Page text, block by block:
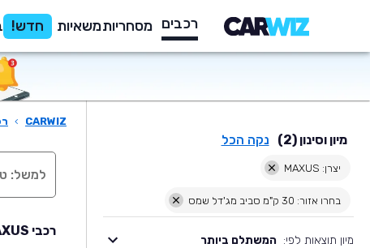
רכבים מסחריותמשאיות חדש!
מיון וסינון (2) נקה הכל
יצרן: MAXUS
בחרו אזור: 30 ק"מ סביב מג'דל שמס
מיון תוצאות לפי: המשתלם ביותר
CARWIZ
›
רכבי MAXUS יד שניה למכירה בסביבת מג'דל שמס